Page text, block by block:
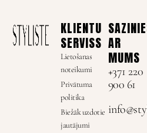
KLIENTU
SERVISS
Lietošanas
noteikumi
Privātuma
politika
Biežāk uzdotie
jautājumi
AR
MUMS
+371 220
900 61